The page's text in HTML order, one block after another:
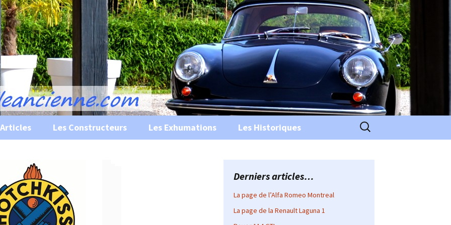
Ancienne
historiques …
évènements
musées
Les Constructeurs Les Exhumations Les Historiques Rechercher :
Derniers articles…
La page de l’Alfa Romeo Montreal
La page de la Renault Laguna 1